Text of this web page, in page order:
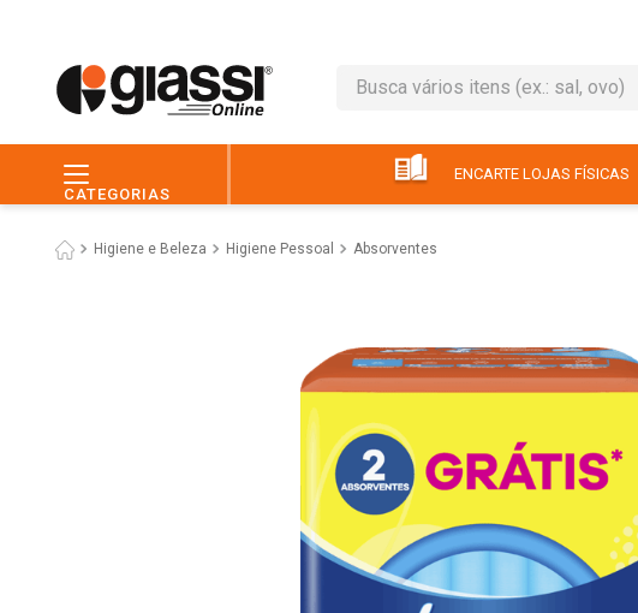
Busca vários itens (ex.: sal, ovo)
CATEGORIAS
ENCARTE LOJAS FÍSICAS
Higiene e Beleza Higiene Pessoal Absorventes
leite
3º papel higiênico
6º macarrão
7º
8º arroz
9 pão
iogurte